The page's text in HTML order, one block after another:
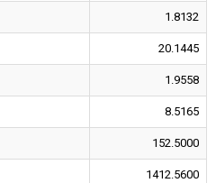
1.8132
20.1445
1.9558
8.5165
152.5000
1412.5600